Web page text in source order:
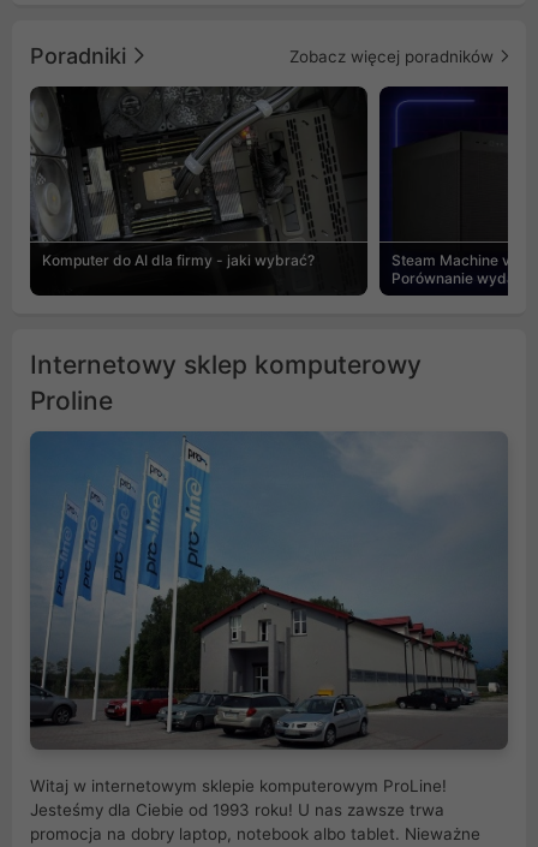
Poradniki Zobacz więcej poradników
Komputer do AI dla firmy - jaki wybrać?
Steam Machine vs
Porównanie
Internetowy sklep komputerowy
Proline
Witaj w internetowym sklepie komputerowym ProLine!
Jesteśmy dla Ciebie od 1993 roku! U nas zawsze trwa
promocja na dobry laptop, notebook albo tablet. Nieważne